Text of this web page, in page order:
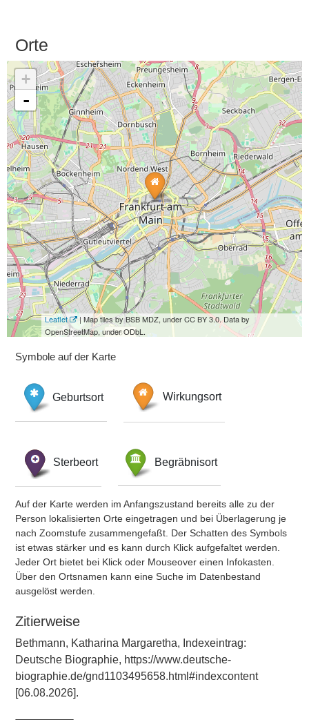
Orte
+
-
Leaflet
| Map tiles by BSB MDZ, under CC BY 3.0. Data by
OpenStreetMap, under ODbL.
Symbole auf der Karte
Geburtsort Wirkungsort
Sterbeort Begräbnisort
Auf der Karte werden im Anfangszustand bereits alle zu der
Person lokalisierten Orte eingetragen und bei Überlagerung je
nach Zoomstufe zusammengefaßt. Der Schatten des Symbols
ist etwas stärker und es kann durch Klick aufgefaltet werden.
Jeder Ort bietet bei Klick oder Mouseover einen Infokasten.
Über den Ortsnamen kann eine Suche im Datenbestand
ausgelöst werden.
Zitierweise
Bethmann, Katharina Margaretha, Indexeintrag:
Deutsche Biographie, https://www.deutsche-
biographie.de/gnd1103495658.html#indexcontent
[06.08.2026].